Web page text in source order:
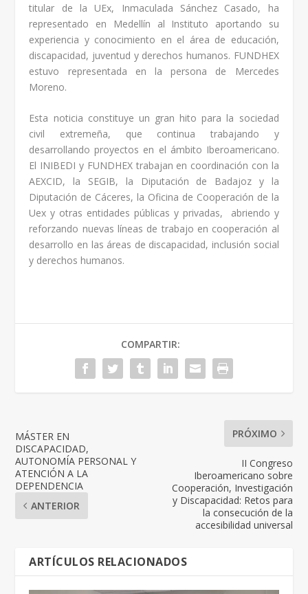
titular de la UEx, Inmaculada Sánchez Casado, ha
representado en Medellín al Instituto aportando su
experiencia y conocimiento en el área de educación,
discapacidad, juventud y derechos humanos. FUNDHEX
estuvo representada en la persona de Mercedes
Moreno.
Esta noticia constituye un gran hito para la sociedad
civil extremeña, que continua trabajando y
desarrollando proyectos en el ámbito Iberoamericano.
El INIBEDI y FUNDHEX trabajan en coordinación con la
AEXCID, la SEGIB, la Diputación de Badajoz y la
Diputación de Cáceres, la Oficina de Cooperación de la
Uex y otras entidades públicas y privadas, abriendo y
reforzando nuevas líneas de trabajo en cooperación al
desarrollo en las áreas de discapacidad, inclusión social
y derechos humanos.
COMPARTIR:
MÁSTER EN
DISCAPACIDAD,
AUTONOMÍA PERSONAL Y
ATENCIÓN A LA
DEPENDENCIA
ANTERIOR
PRÓXIMO
II Congreso
Iberoamericano sobre
Cooperación, Investigación
y Discapacidad: Retos para
la consecución de la
accesibilidad universal
ARTÍCULOS RELACIONADOS